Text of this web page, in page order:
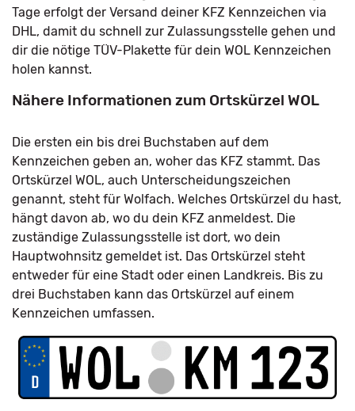
Tage erfolgt der Versand deiner KFZ Kennzeichen via
DHL, damit du schnell zur Zulassungsstelle gehen und
dir die nötige TÜV-Plakette für dein WOL Kennzeichen
holen kannst.
Nähere Informationen zum Ortskürzel WOL
Die ersten ein bis drei Buchstaben auf dem
Kennzeichen geben an, woher das KFZ stammt. Das
Ortskürzel WOL, auch Unterscheidungszeichen
genannt, steht für Wolfach. Welches Ortskürzel du hast,
hängt davon ab, wo du dein KFZ anmeldest. Die
zuständige Zulassungsstelle ist dort, wo dein
Hauptwohnsitz gemeldet ist. Das Ortskürzel steht
entweder für eine Stadt oder einen Landkreis. Bis zu
drei Buchstaben kann das Ortskürzel auf einem
Kennzeichen umfassen.